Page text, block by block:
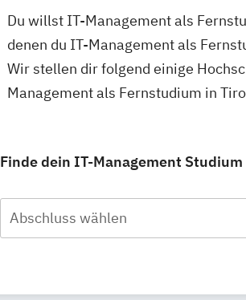
Du willst IT-Management als
denen du IT-Management als
Wir stellen dir folgend einige
Management als Fernstudium in
Finde dein IT-Management
Abschluss wählen